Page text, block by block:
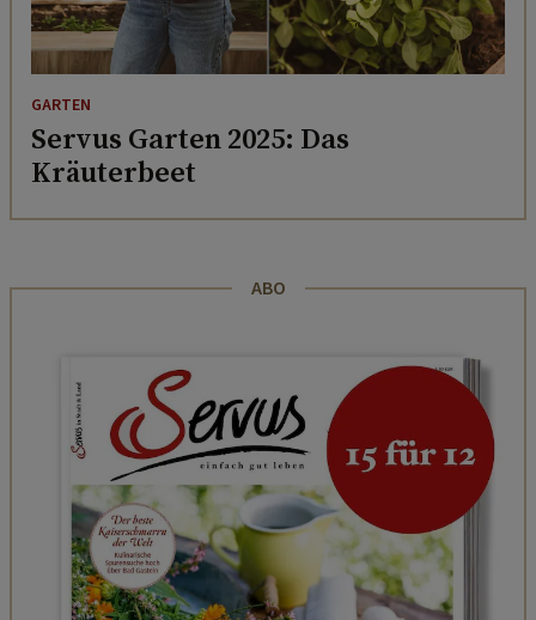
GARTEN
Servus Garten 2025: Das
Kräuterbeet
ABO